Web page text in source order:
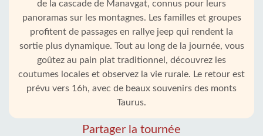
de la cascade de Manavgat, connus pour leurs
panoramas sur les montagnes. Les familles et groupes
profitent de passages en rallye jeep qui rendent la
sortie plus dynamique. Tout au long de la journée, vous
goûtez au pain plat traditionnel, découvrez les
coutumes locales et observez la vie rurale. Le retour est
prévu vers 16h, avec de beaux souvenirs des monts
Taurus.
Partager la tournée